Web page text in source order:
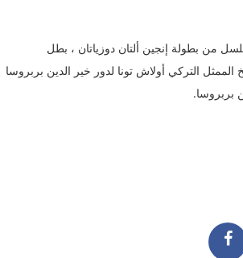
من بطولة إنجين ألتان دوزياتان ، بطل
التركي أولاش تونا لدور خير الدين بربروسا
بربروسا.